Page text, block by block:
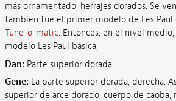
más ornamentado, herrajes dorados. Se
también fue el primer modelo de Les Paul
Tune-o-matic. Entonces, en el nivel
modelo Les Paul básica,
Dan: Parte superior dorada.
Gene: La parte superior dorada, derecha.
superior de arce dorado, cuerpo de caoba,